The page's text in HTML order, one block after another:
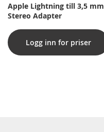
Apple Lightning till 3,5 mm
Stereo Adapter
Logg inn for priser